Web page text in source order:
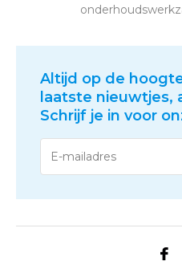
Altijd op de
laatste nieuwtjes,
Schrijf je in voor